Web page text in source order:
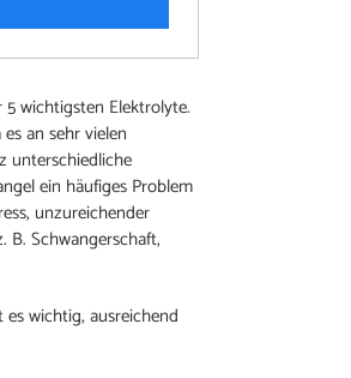
wichtigsten Elektrolyte.
an sehr vielen
unterschiedliche
ein häufiges Problem
unzureichender
Schwangerschaft,
wichtig, ausreichend